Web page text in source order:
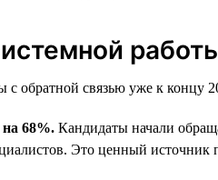
с обратной связью уже к концу
68%. Кандидаты начали
Это ценный источник